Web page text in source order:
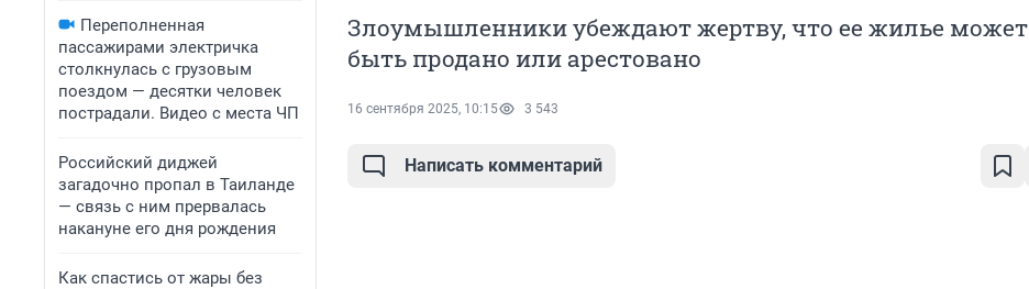
Переполненная
пассажирами электричка
столкнулась с грузовым
поездом — десятки человек
пострадали. Видео с места ЧП
Российский диджей
загадочно пропал в Таиланде
— связь с ним прервалась
накануне его дня рождения
Как спастись от жары без
Злоумышленники убеждают жертву, что ее жилье может
быть продано или арестовано
16 сентября 2025, 10:15 3 543
Написать комментарий